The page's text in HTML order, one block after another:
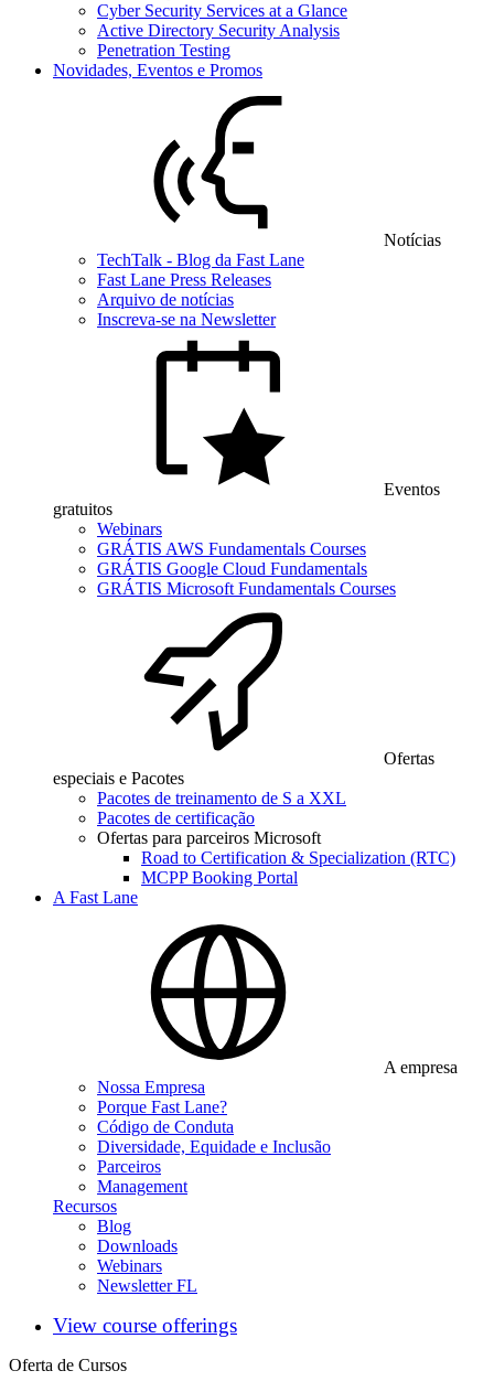
Cyber Security Services at a Glance
Active Directory Security Analysis
Penetration Testing
Novidades, Eventos e Promos
Notícias
TechTalk - Blog da Fast Lane
Fast Lane Press Releases
Arquivo de notícias
Inscreva-se na Newsletter
Eventos
gratuitos
Webinars
GRÁTIS AWS Fundamentals Courses
GRÁTIS Google Cloud Fundamentals
GRÁTIS Microsoft Fundamentals Courses
Ofertas
especiais e Pacotes
Pacotes de treinamento de S a XXL
Pacotes de certificação
Ofertas para parceiros Microsoft
Road to Certification & Specialization (RTC)
MCPP Booking Portal
A Fast Lane
A empresa
Nossa Empresa
Porque Fast Lane?
Código de Conduta
Diversidade, Equidade e Inclusão
Parceiros
Management
Recursos
Blog
Downloads
Webinars
Newsletter FL
View course offerings
Oferta de Cursos